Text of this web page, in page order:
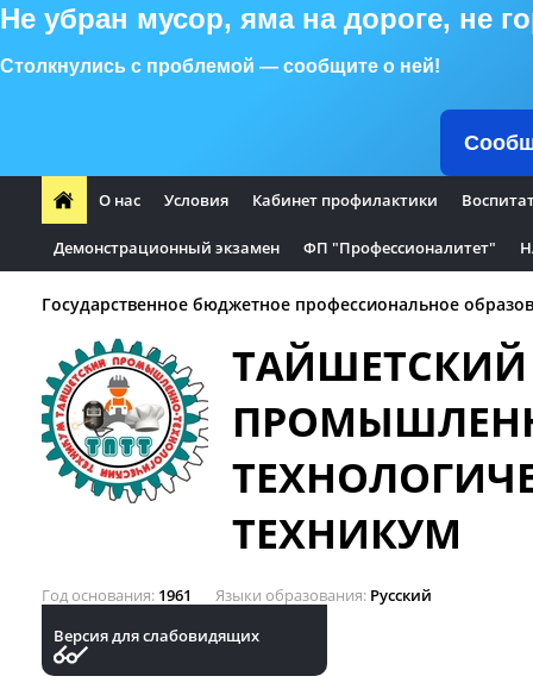
Не убран мусор, яма на дороге, не
Столкнулись с проблемой — сообщите о ней!
О нас Условия Кабинет профилактики
Демонстрационный экзамен ФП "Профессионалитет"
Государственное бюджетное профессиональное
ТАЙШЕТСКИЙ
ТЕХНИКУМ
Год основания 1961 Языки образования Русский
Версия для слабовидящих